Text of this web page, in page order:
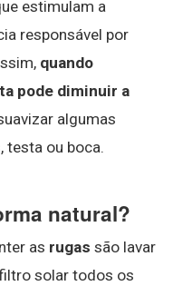
estimulam a
responsável por
quando
pode diminuir a
algumas
testa ou boca.
natural?
as rugas são lavar
solar todos os